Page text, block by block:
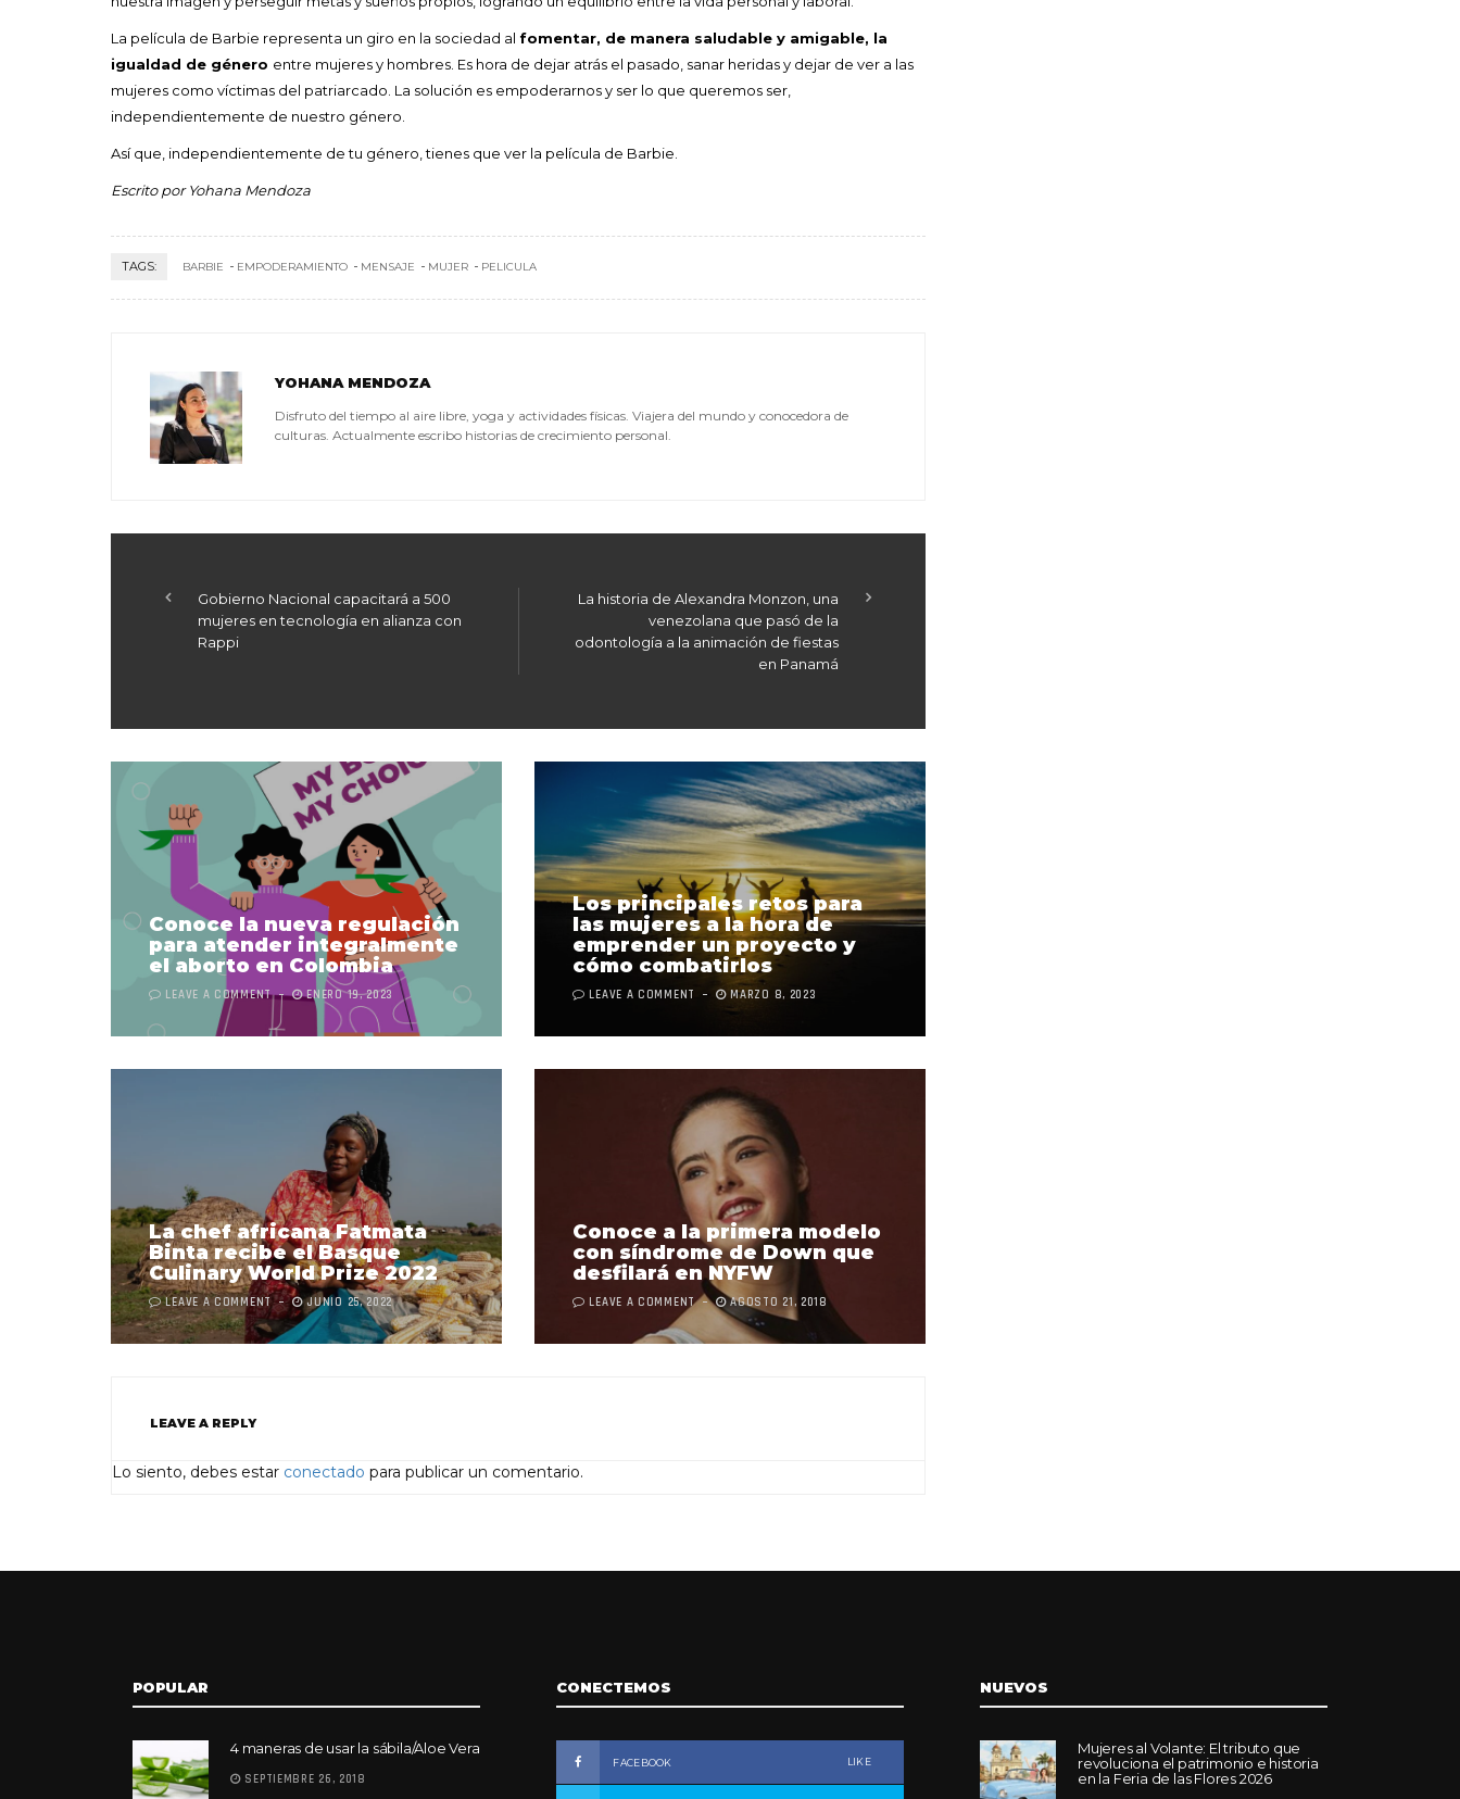
La película de Barbie representa un giro en la sociedad al fomentar, de manera saludable y amigable, la
igualdad de género entre mujeres y hombres. Es hora de dejar atrás el pasado, sanar heridas y dejar de ver a las
mujeres como víctimas del patriarcado. La solución es empoderarnos y ser lo que queremos ser,
independientemente de nuestro género.
Así que, independientemente de tu género, tienes que ver la película de Barbie.
Escrito por Yohana Mendoza
TAGS: BARBIE EMPODERAMIENTO MENSAJE MUJER PELICULA
YOHANA MENDOZA
Disfruto del tiempo al aire libre, yoga y actividades físicas. Viajera del mundo y conocedora de
culturas. Actualmente escribo historias de crecimiento personal.
Gobierno Nacional capacitará a 500
mujeres en tecnología en alianza con
Rappi
La historia de Alexandra Monzon, una
venezolana que pasó de la
odontología a la animación de fiestas
en Panamá
Conoce la nueva regulación
para atender integralmente
el aborto en Colombia
LEAVE A COMMENT ENERO 19, 2023
Los principales retos para
las mujeres a la hora de
emprender un proyecto y
cómo combatirlos
LEAVE A COMMENT MARZO 8, 2023
La chef africana Fatmata
Binta recibe el Basque
Culinary World Prize 2022
LEAVE A COMMENT JUNIO 25, 2022
Conoce a la primera modelo
con síndrome de Down que
desfilará en NYFW
LEAVE A COMMENT AGOSTO 21, 2018
LEAVE A REPLY
Lo siento, debes estar conectado para publicar un comentario.
POPULAR
4 maneras de usar la sábila/Aloe Vera
SEPTIEMBRE 26, 2018
CONECTEMOS
FACEBOOK LIKE
NUEVOS
Mujeres al Volante: El tributo que
revoluciona el patrimonio e historia
en la Feria de las Flores 2026